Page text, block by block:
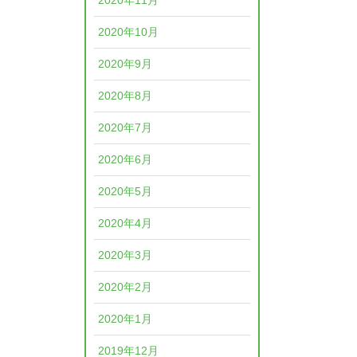
2020年10月
2020年9月
2020年8月
2020年7月
2020年6月
2020年5月
2020年4月
2020年3月
2020年2月
2020年1月
2019年12月